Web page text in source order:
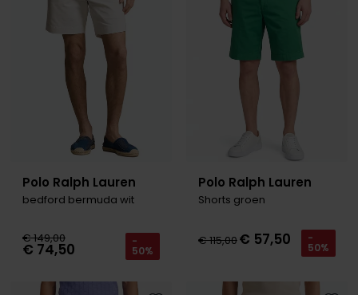
Roy Robson
Schiesser
Secrid
Superdry
Tommy Hilfiger
Polo Ralph Lauren
bedford bermuda wit
€ 149,00
€ 74,50 -
50%
Polo Ralph Lauren
Shorts groen
€ 115,00€ 57,50 -
50%